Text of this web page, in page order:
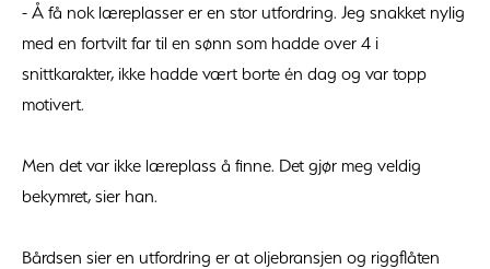
- Å få nok læreplasser er en stor utfordring. Jeg snakket nylig
med en fortvilt far til en sønn som hadde over 4 i
snittkarakter, ikke hadde vært borte én dag og var topp
motivert.
Men det var ikke læreplass å finne. Det gjør meg veldig
bekymret, sier han.
Bårdsen sier en utfordring er at oljebransjen og riggflåten